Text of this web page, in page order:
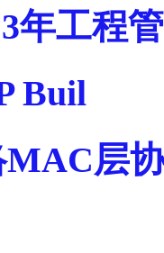
年工程管
Buil
层